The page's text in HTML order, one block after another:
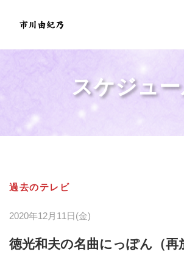
スケジュ
過去のテレビ
2020年12月11日(金)
徳光和夫の名曲にっぽん（再